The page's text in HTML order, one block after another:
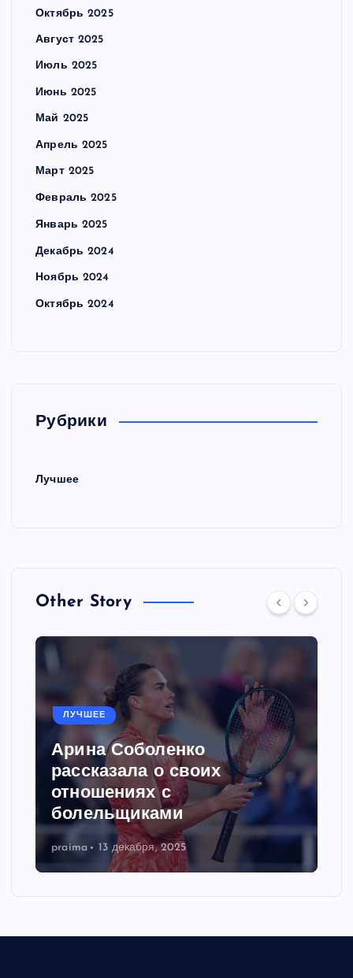
Октябрь 2025
Август 2025
Июль 2025
Июнь 2025
Май 2025
Апрель 2025
Март 2025
Февраль 2025
Январь 2025
Декабрь 2024
Ноябрь 2024
Октябрь 2024
Рубрики
Лучшее
Other Story
ЛУЧШЕЕ
Арина Соболенко
рассказала о своих
отношениях с
болельщиками
praima 13 декабря, 2025